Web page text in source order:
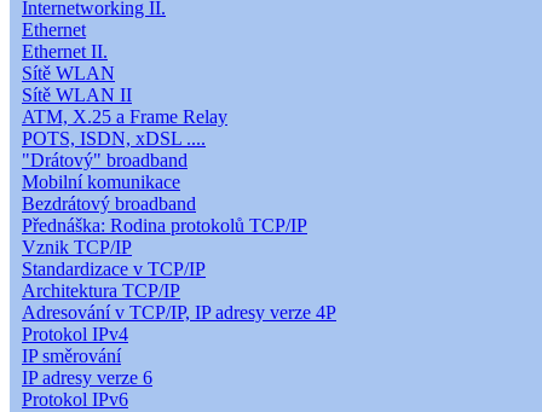
Internetworking II.
Ethernet
Ethernet II.
Sítě WLAN
Sítě WLAN II
ATM, X.25 a Frame Relay
POTS, ISDN, xDSL ....
"Drátový" broadband
Mobilní komunikace
Bezdrátový broadband
Přednáška: Rodina protokolů TCP/IP
Vznik TCP/IP
Standardizace v TCP/IP
Architektura TCP/IP
Adresování v TCP/IP, IP adresy verze 4P
Protokol IPv4
IP směrování
IP adresy verze 6
Protokol IPv6